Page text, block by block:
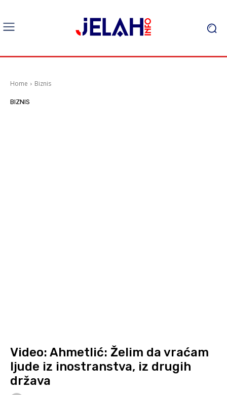
Home Biznis
BIZNIS
Video: Ahmetlić: Želim da vraćam
ljude iz inostranstva, iz drugih
država